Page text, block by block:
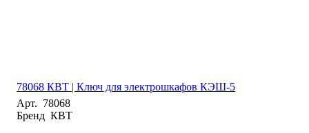
78068 КВТ | Ключ для электрошкафов КЭШ-5
Арт. 78068
Бренд КВТ